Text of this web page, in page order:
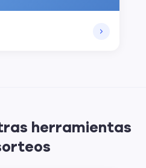
herramientas